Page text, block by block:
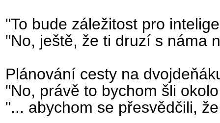
"To bude záležitost pro
"No, ještě, že ti druzí s náma
Plánování cesty na
"No, právě to bychom šli
"... abychom se přesvědčili,